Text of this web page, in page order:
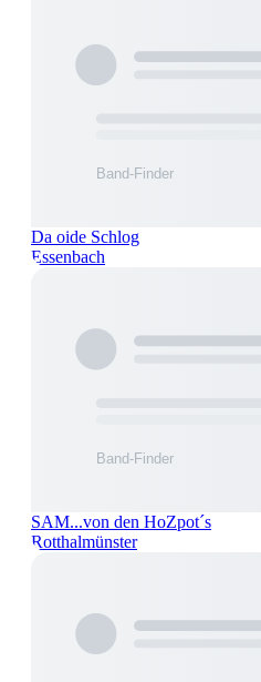
Da oide Schlog
Essenbach
SAM...von den HoZpot´s
Rotthalmünster